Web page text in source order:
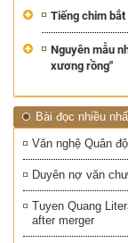
Tiếng chim
Nguyên mẫu
xương rồng"
Bài đọc nhiều
Văn nghệ Quân
Duyên nợ văn
Tuyen Quang
after merger